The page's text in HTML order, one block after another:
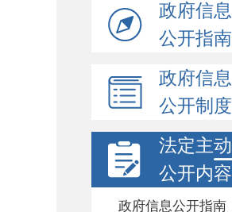
政府信息
公开指南
政府信息
公开制度
法定主动
公开内容
政府信息公开指南